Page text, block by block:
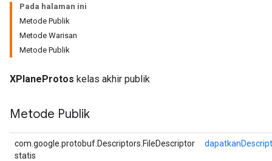
Pada halaman ini
Metode Publik
Metode Warisan
Metode Publik
XPlaneProtos kelas akhir publik
Metode Publik
com.google.protobuf.Descriptors.FileDescriptor
statis